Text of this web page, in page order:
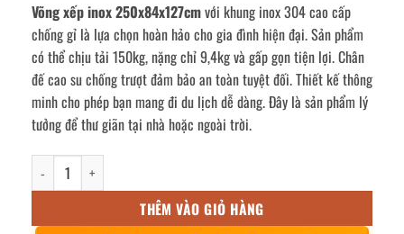
Võng xếp inox 250x84x127cmvới khung inox 304 cao cấp
chống gỉ là lựa chọn hoàn hảo cho gia đình hiện đại. Sản phẩm
có thể chịu tải 150kg, nặng chỉ 9,4kg và gấp gọn tiện lợi. Chân
đế cao su chống trượt đảm bảo an toàn tuyệt đối. Thiết kế thông
minh cho phép bạn mang đi du lịch dễ dàng. Đây là sản phẩm lý
tưởng để thư giãn tại nhà hoặc ngoài trời.
võng xếp inox 250x84x127cm số lượng
THÊM VÀO GIỎ HÀNG